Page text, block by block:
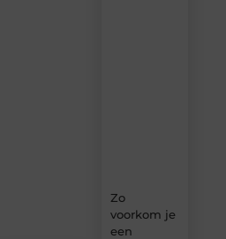
Zo
voorkom je
een